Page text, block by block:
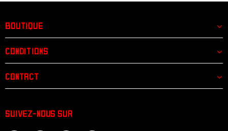
BOUTIQUE
CONDITIONS
CONTACT
SUIVEZ-NOUS SUR